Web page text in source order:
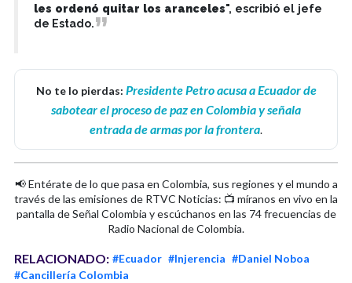
les ordenó quitar los aranceles", escribió el jefe
de Estado.
No te lo pierdas: Presidente Petro acusa a Ecuador de
sabotear el proceso de paz en Colombia y señala
entrada de armas por la frontera.
📢 Entérate de lo que pasa en Colombia, sus regiones y el mundo a
través de las emisiones de RTVC Noticias: 📺 míranos en vivo en la
pantalla de Señal Colombia y escúchanos en las 74 frecuencias de
Radio Nacional de Colombia.
RELACIONADO: #Ecuador #Injerencia #Daniel Noboa
#Cancillería Colombia